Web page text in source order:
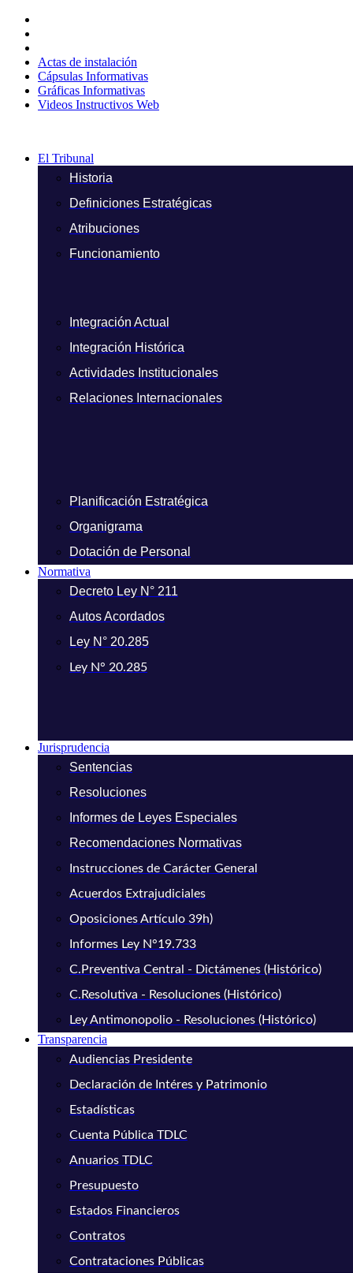
contenido
Actas de instalación
Cápsulas Informativas
Gráficas Informativas
Videos Instructivos Web
El Tribunal
Historia
Definiciones Estratégicas
Atribuciones
Funcionamiento
Integración Actual
Integración Histórica
Actividades Institucionales
Relaciones Internacionales
Planificación Estratégica
Organigrama
Dotación de Personal
Normativa
Decreto Ley N° 211
Autos Acordados
Ley N° 20.285
Ley N° 20.285
Jurisprudencia
Sentencias
Resoluciones
Informes de Leyes Especiales
Recomendaciones Normativas
Instrucciones de Carácter General
Acuerdos Extrajudiciales
Oposiciones Artículo 39h)
Informes Ley N°19.733
C.Preventiva Central - Dictámenes (Histórico)
C.Resolutiva - Resoluciones (Histórico)
Ley Antimonopolio - Resoluciones (Histórico)
Transparencia
Audiencias Presidente
Declaración de Intéres y Patrimonio
Estadísticas
Cuenta Pública TDLC
Anuarios TDLC
Presupuesto
Estados Financieros
Contratos
Contrataciones Públicas